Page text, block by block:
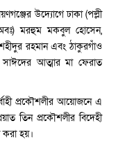
উদ্যোগে ঢাকা (পল্লী
মরহুম মকবুল হোসেন,
রহমান এবং ঠাকুরগাঁও
আত্মার মা ফেরাত
প্রকৌশলীর আয়োজনে এ
তিন প্রকৌশলীর বিদেহী
হয়।